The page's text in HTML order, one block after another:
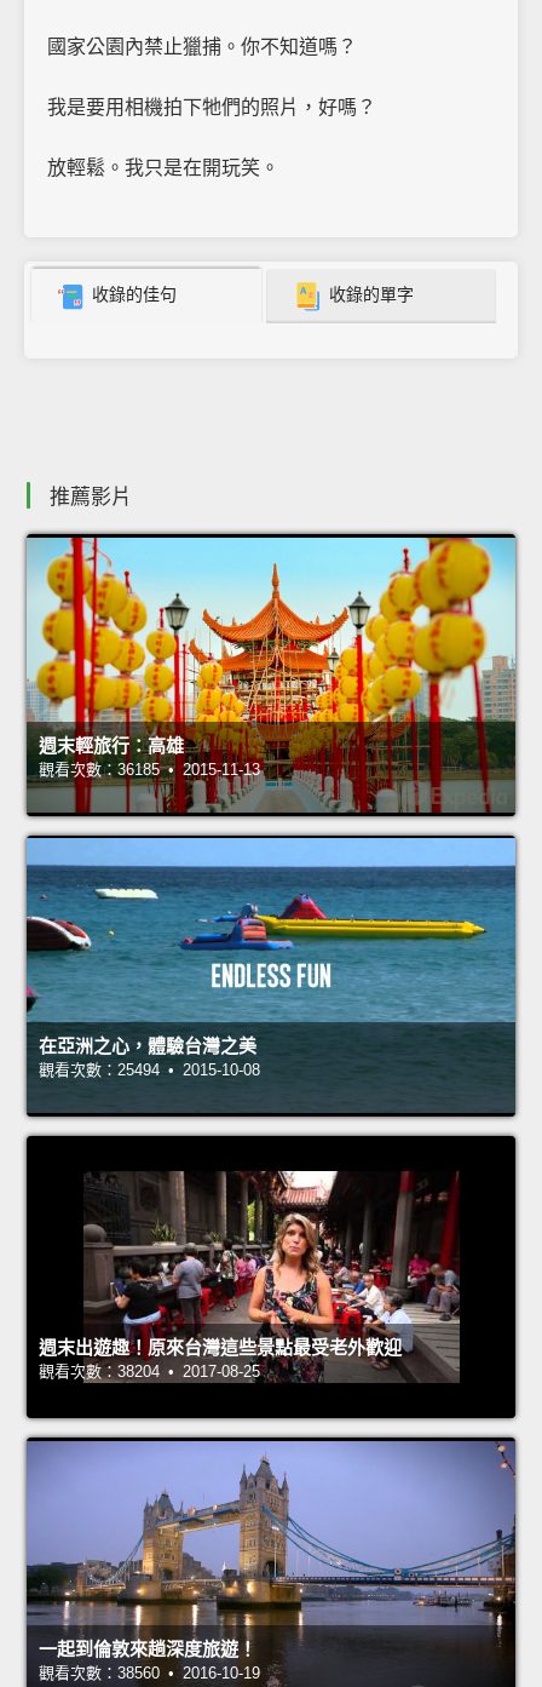
國家公園內禁止獵捕。你不知道嗎？
我是要用相機拍下牠們的照片，好嗎？
放輕鬆。我只是在開玩笑。
收錄的佳句 收錄的單字
推薦影片
週末輕旅行：高雄
觀看次數：36185 • 2015-11-13
在亞洲之心，體驗台灣之美
觀看次數：25494 • 2015-10-08
週末出遊趣！原來台灣這些景點最受老外歡迎
觀看次數：38204 • 2017-08-25
一起到倫敦來趟深度旅遊！
觀看次數：38560 • 2016-10-19